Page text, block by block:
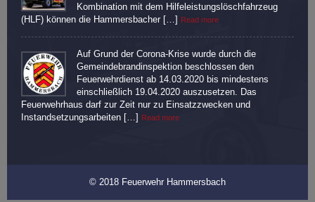
Kombination mit dem Hilfeleistungslöschfahrzeug
(HLF) können die Hammersbacher […] Read more
Auf Grund der Corona-Krise wurde durch die
Gemeindebrandinspektion beschlossen den
Feuerwehrdienst ab 14.03.2020 bis mindestens
einschließlich 19.04.2020 auszusetzen. Das
Feuerwehrhaus darf zur Zeit nur zu Einsatzzwecken und
Instandsetzungsarbeiten […] Read more
© 2018 Feuerwehr Hammersbach